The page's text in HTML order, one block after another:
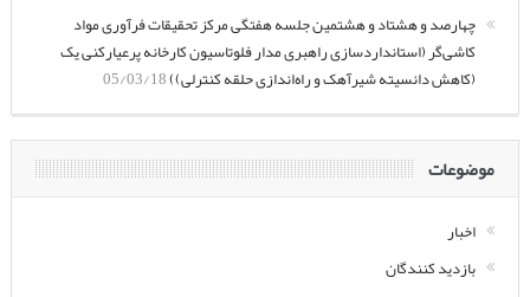
چهارصد و هشتاد و هشتمین جلسه هفتگی مرکز تحقیقات فرآوری مواد
کاشی‌گر (استانداردسازی راهبری مدار فلوتاسیون کارخانه پرعیارکنی یک
(کاهش دانسیته شیرآهک و راه‌اندازی حلقه کنترلی))05/03/18
موضوعات
اخبار
بازدید کنندگان